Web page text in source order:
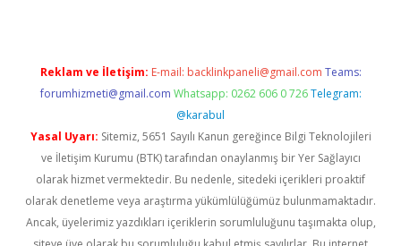
Reklam ve İletişim: E-mail: backlinkpaneli@gmail.com Teams:
forumhizmeti@gmail.com Whatsapp: 0262 606 0 726 Telegram:
@karabul
Yasal Uyarı: Sitemiz, 5651 Sayılı Kanun gereğince Bilgi Teknolojileri
ve İletişim Kurumu (BTK) tarafından onaylanmış bir Yer Sağlayıcı
olarak hizmet vermektedir. Bu nedenle, sitedeki içerikleri proaktif
olarak denetleme veya araştırma yükümlülüğümüz bulunmamaktadır.
Ancak, üyelerimiz yazdıkları içeriklerin sorumluluğunu taşımakta olup,